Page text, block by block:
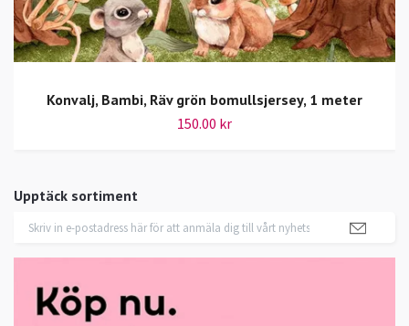
Upptäck sortiment
Konvalj, Bambi, Räv grön bomullsjersey, 1 meter
150.00 kr